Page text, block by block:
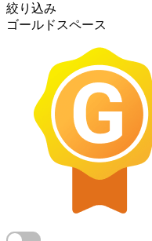
絞り込み
ゴールドスペース